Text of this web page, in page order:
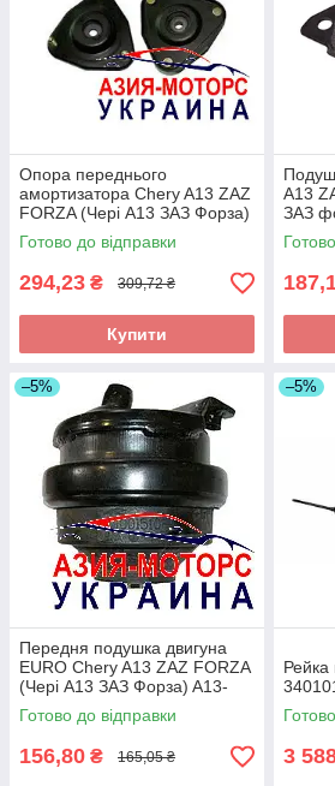
Опора переднього
амортизатора Chery A13 ZAZ
FORZA (Чері А13 ЗАЗ Форза)
A13-2901110
Готово до відправки
294,23 ₴ 309,72 ₴
Купити
A13
ЗАЗ
–5%
Передня подушка двигуна
EURO Chery A13 ZAZ FORZA
(Чері А13 ЗАЗ Форза) A13-
1001510FA
Готово до відправки
156,80 ₴ 165,05 ₴
–5%
Рейка
3